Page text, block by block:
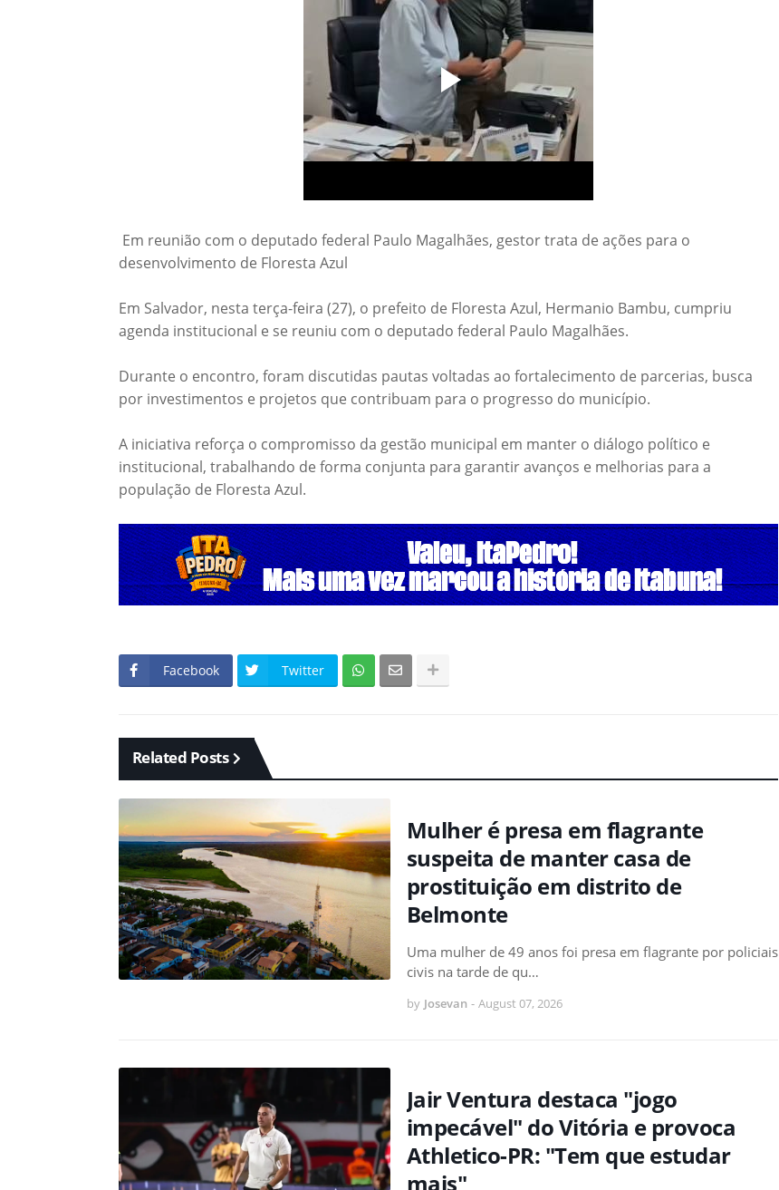
Em reunião com o deputado federal Paulo Magalhães, gestor trata de ações para o
desenvolvimento de Floresta Azul
Em Salvador, nesta terça-feira (27), o prefeito de Floresta Azul, Hermanio Bambu, cumpriu
agenda institucional e se reuniu com o deputado federal Paulo Magalhães.
Durante o encontro, foram discutidas pautas voltadas ao fortalecimento de parcerias, busca
por investimentos e projetos que contribuam para o progresso do município.
A iniciativa reforça o compromisso da gestão municipal em manter o diálogo político e
institucional, trabalhando de forma conjunta para garantir avanços e melhorias para a
população de Floresta Azul.
Facebook Twitter
Related Posts
Mulher é presa em flagrante
suspeita de manter casa de
prostituição em distrito de
Belmonte
Uma mulher de 49 anos foi presa em flagrante por policiais
civis na tarde de qu…
by Josevan - August 07, 2026
Jair Ventura destaca "jogo
impecável" do Vitória e provoca
Athletico-PR: "Tem que estudar
mais"